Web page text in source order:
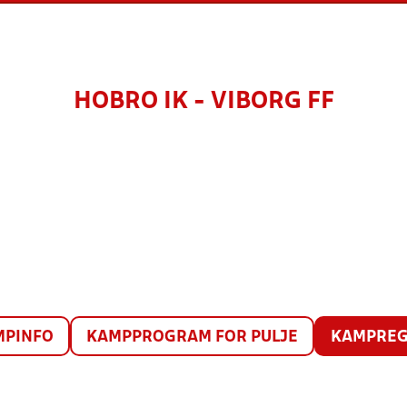
HOBRO IK - VIBORG FF
KAMPPROGRAM FOR PULJE